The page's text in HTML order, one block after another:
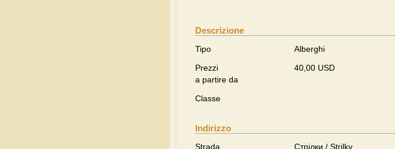
Descrizione
Tipo
Alberghi
Prezzi
a partire da
40,00 USD
Classe
Indirizzo
Strada
Стрілки / Strilky